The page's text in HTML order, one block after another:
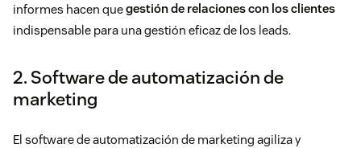
informes hacen quegestión de relaciones con los clientes
indispensable para una gestión eficaz de los leads.
2. Software de automatización de
marketing
El software de automatización de marketing agiliza y